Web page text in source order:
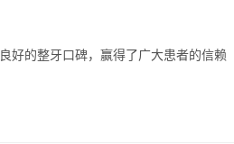
好的整牙口碑，赢得了广大患者的信赖